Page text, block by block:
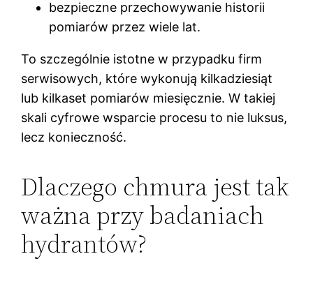
bezpieczne przechowywanie historii
pomiarów przez wiele lat.
To szczególnie istotne w przypadku firm
serwisowych, które wykonują kilkadziesiąt
lub kilkaset pomiarów miesięcznie. W takiej
skali cyfrowe wsparcie procesu to nie luksus,
lecz konieczność.
Dlaczego chmura jest tak
ważna przy badaniach
hydrantów?